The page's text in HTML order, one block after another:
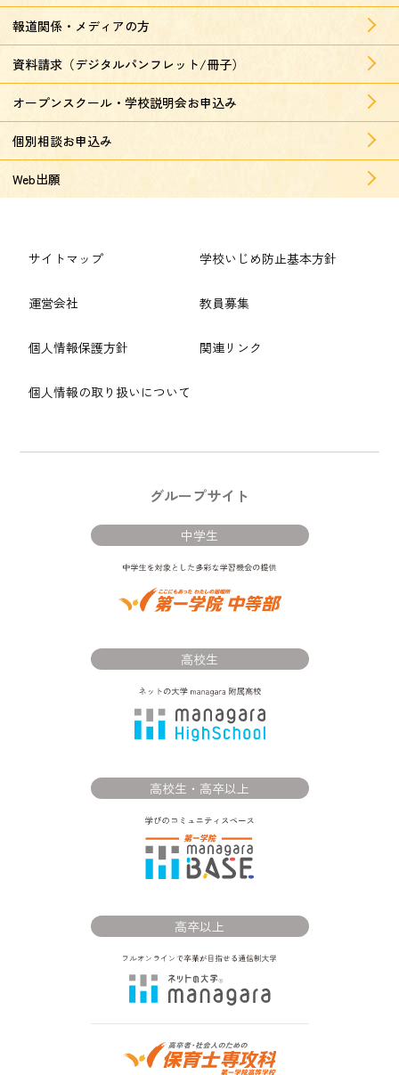
報道関係・メディアの方
資料請求（デジタルパンフレット/冊子）
オープンスクール・学校説明会お申込み
個別相談お申込み
Web出願
サイトマップ
運営会社
個人情報保護方針
個人情報の取り扱いについて
学校いじめ防止基本方針
教員募集
関連リンク
グループサイト
中学生
高校生
高校生・高卒以上
高卒以上